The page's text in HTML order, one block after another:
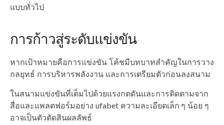
แบบทั่วไป
การก้าวสู่ระดับแข่งขัน
หากเป้าหมายคือการแข่งขัน โค้ชมีบทบาทสำคัญในการวาง
กลยุทธ์ การบริหารพลังงาน และการเตรียมตัวก่อนลงสนาม
ในสนามแข่งขันที่เต็มไปด้วยแรงกดดันและการติดตามจาก
สื่อและแพลตฟอร์มอย่าง ufabet ความละเอียดเล็ก ๆ น้อย ๆ
อาจเป็นตัวตัดสินผลลัพธ์